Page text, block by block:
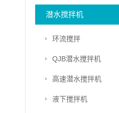
潜水搅拌机
环流搅拌
QJB潜水搅拌机
高速潜水搅拌机
液下搅拌机